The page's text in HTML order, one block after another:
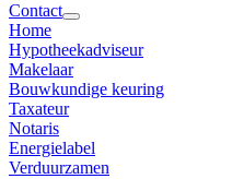
Contact
Home
Hypotheekadviseur
Makelaar
Bouwkundige keuring
Taxateur
Notaris
Energielabel
Verduurzamen